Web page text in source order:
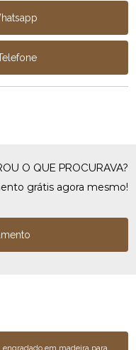
O QUE PROCURAVA?
grátis agora mesmo!
engradado em madeira para